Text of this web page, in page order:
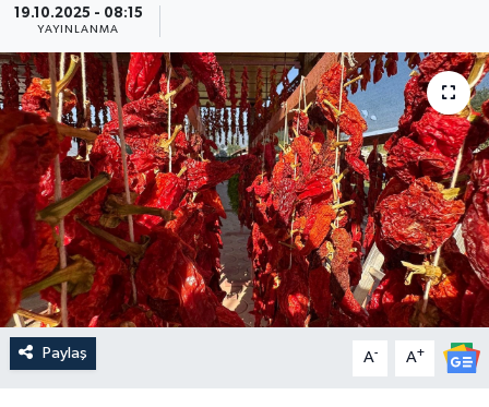
19.10.2025 - 08:15
YAYINLANMA
Paylaş A- A+
Kültür & Sanat
Magazin
Resmi İlan
Sağlık & Yaşam
Siyaset
Spor